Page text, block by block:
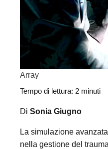
Array
Tempo di lettura: 2 minuti
Di Sonia Giugno
La simulazione
nella gestione del